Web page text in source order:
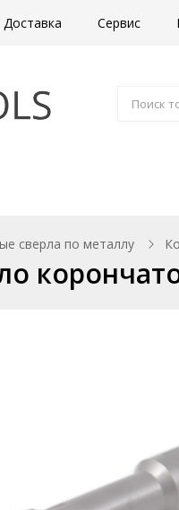
Доставка Сервис
сверла по металлу